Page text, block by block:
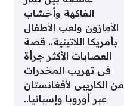
الفاكهة وأخشاب
الأمازون ولعب الأطفال
بأمريكا اللاتينية.. قصة
العصابات الأكثر جرأة
فى تهريب المخدرات
من الكاريبى لأفغانستان
عبر أوروبا وإسبانيا..